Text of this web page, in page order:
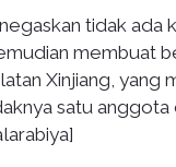
tidak ada
membuat
Xinjiang, yang
satu anggota